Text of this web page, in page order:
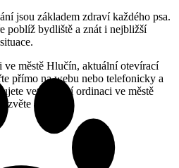
jsou základem zdraví každého psa.
poblíž bydliště a znát i nejbližší
ve městě Hlučín, aktuální otevírací
přímo na webu nebo telefonicky a
veterinární ordinaci ve městě
se nám.